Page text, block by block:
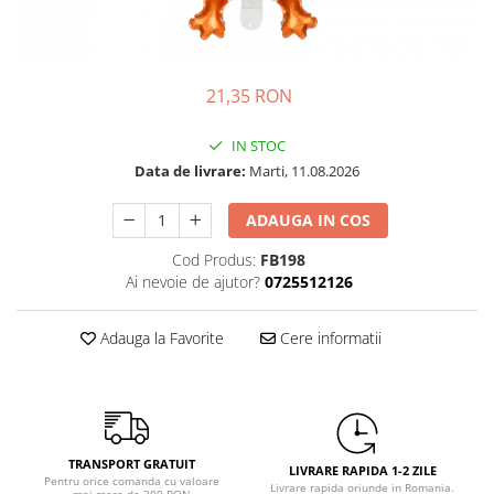
Petrecere Buburuza Miraculoasa
Petrecere Ferma Animalelor
Petrecere Frozen
Petrecere Little Star
Petrecere LOL Surprise
Petrecere Lovely Swan
Petrecere Minnie Mouse
Petrecere Printese Disney
Petrecere Unicorni
Petreceri Adulti
21,35 RON
IN STOC
Data de livrare: Marti, 11.08.2026
ADAUGA IN COS
Cod Produs: FB198
Ai nevoie de ajutor? 0725512126
Adauga la Favorite Cere informatii
TRANSPORT GRATUIT
Pentru orice comanda cu valoare
LIVRARE RAPIDA 1-2 ZILE
Livrare rapida oriunde in Romania.